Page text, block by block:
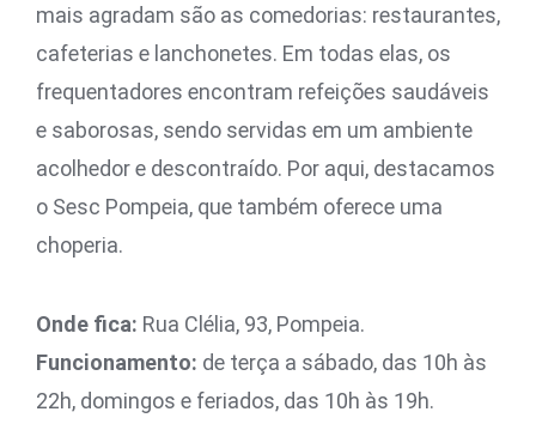
mais agradam são as comedorias: restaurantes,
cafeterias e lanchonetes. Em todas elas, os
frequentadores encontram refeições saudáveis
e saborosas, sendo servidas em um ambiente
acolhedor e descontraído. Por aqui, destacamos
o Sesc Pompeia, que também oferece uma
choperia.
Onde fica: Rua Clélia, 93, Pompeia.
Funcionamento: de terça a sábado, das 10h às
22h, domingos e feriados, das 10h às 19h.